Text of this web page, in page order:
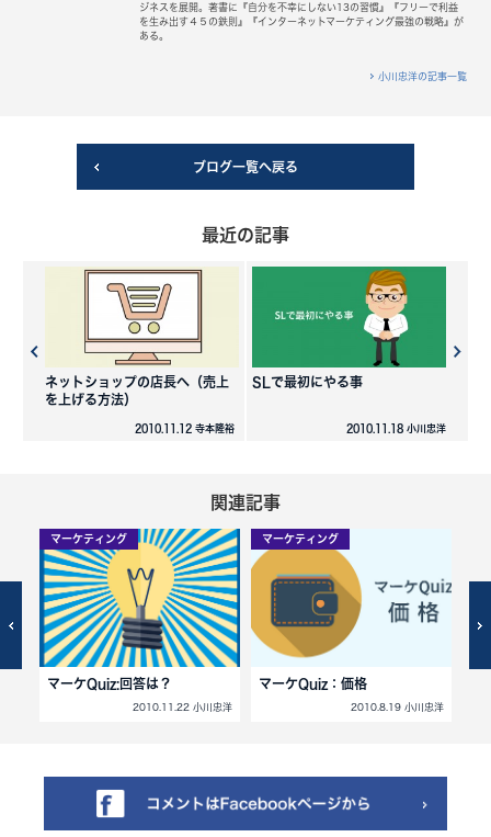
ジネスを展開。著書に『自分を不幸にしない13の習慣』『フリーで利益
を生み出す４５の鉄則』『インターネットマーケティング最強の戦略』が
ある。
小川忠洋の記事一覧
ブログ一覧へ戻る
最近の記事
ネットショップの店長へ（売上
を上げる方法）
2010.11.12 寺本隆裕
SLで最初にやる事
2010.11.18 小川忠洋
関連記事
マーケティング
マーケQuiz:回答は？
2010.11.22 小川忠洋
マーケティング
マーケQuiz：価格
2010.8.19 小川忠洋